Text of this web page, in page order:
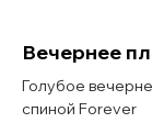
Вечернее
Голубое
спиной Forever